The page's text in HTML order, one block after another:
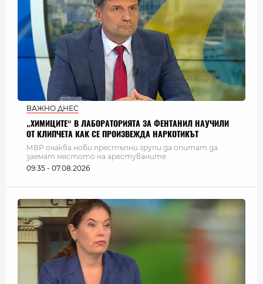
ВАЖНО ДНЕС
„ХИМИЦИТЕ“ В ЛАБОРАТОРИЯТА ЗА ФЕНТАНИЛ НАУЧИЛИ
ОТ КЛИПЧЕТА КАК СЕ ПРОИЗВЕЖДА НАРКОТИКЪТ
МВР очаква нови престъпни групи да опитат да
заемат мястото на арестуваните
09:35 - 07.08.2026